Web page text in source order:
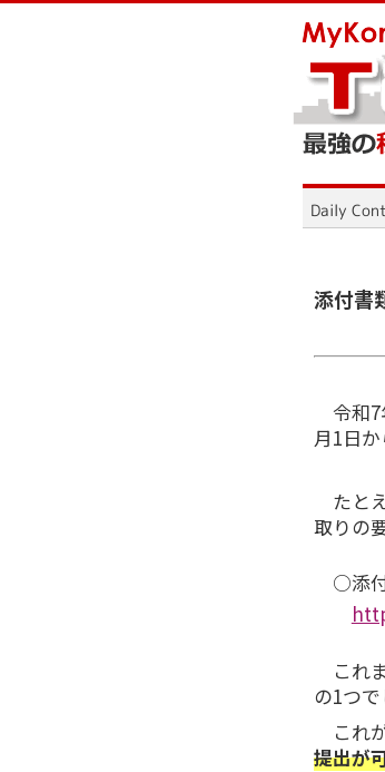
添付書
令和
月1日
たと
取りの
○添
これ
の1つで
これ
提出が